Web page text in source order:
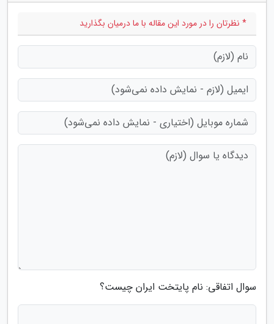
* نظرتان را در مورد این مقاله با ما درمیان بگذارید
سوال اتفاقی: نام پایتخت ایران چیست؟